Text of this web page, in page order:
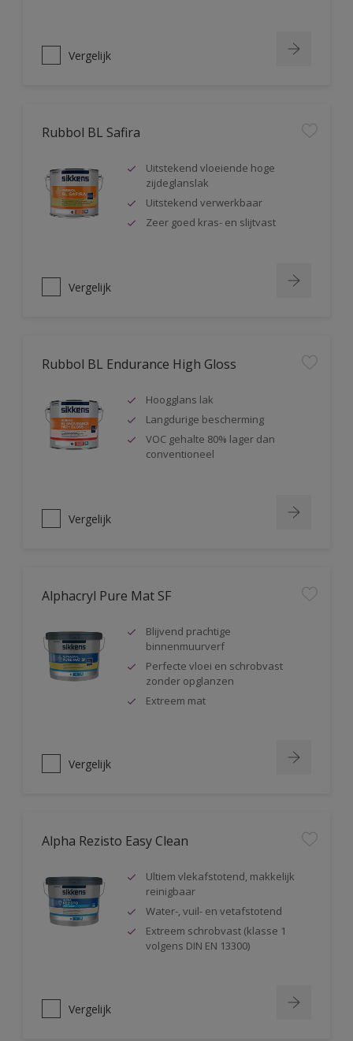
Vergelijk
Rubbol BL Safira
Uitstekend vloeiende hoge
zijdeglanslak
Uitstekend verwerkbaar
Zeer goed kras- en slijtvast
Vergelijk
Rubbol BL Endurance High Gloss
Hoogglans lak
Langdurige bescherming
VOC gehalte 80% lager dan
conventioneel
Vergelijk
Alphacryl Pure Mat SF
Blijvend prachtige
binnenmuurverf
Perfecte vloei en schrobvast
zonder opglanzen
Extreem mat
Vergelijk
Alpha Rezisto Easy Clean
Ultiem vlekafstotend, makkelijk
reinigbaar
Water-, vuil- en vetafstotend
Extreem schrobvast (klasse 1
volgens DIN EN 13300)
Vergelijk